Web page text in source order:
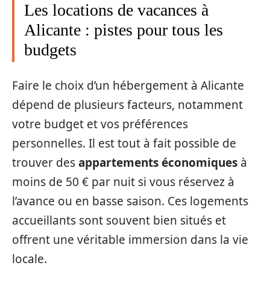
Les locations de vacances à
Alicante : pistes pour tous les
budgets
Faire le choix d’un hébergement à Alicante
dépend de plusieurs facteurs, notamment
votre budget et vos préférences
personnelles. Il est tout à fait possible de
trouver desappartements économiques à
moins de 50 € par nuit si vous réservez à
l’avance ou en basse saison. Ces logements
accueillants sont souvent bien situés et
offrent une véritable immersion dans la vie
locale.